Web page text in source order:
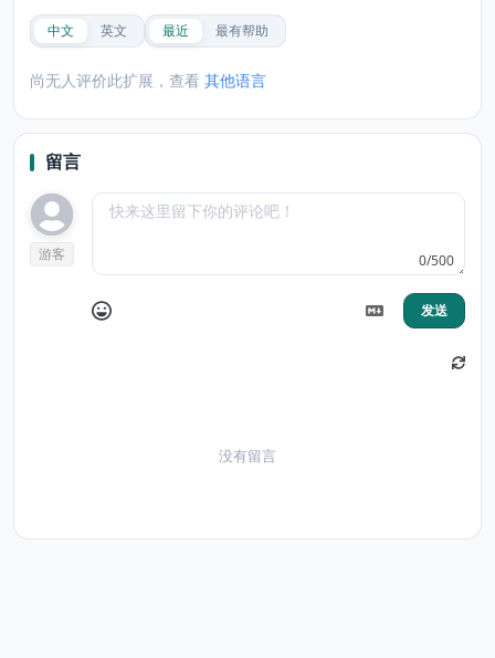
中文 英文 最近 最有帮助
尚无人评价此扩展，查看 其他语言
留言
游客 0/500
发送
没有留言